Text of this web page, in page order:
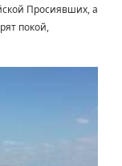
Просиявших, а
покой,